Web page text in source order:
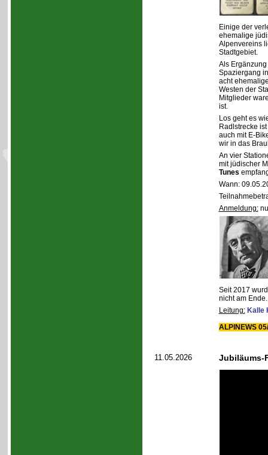
Einige der
ehemalige
Alpenvereins
Stadtgebiet.
Als
Spaziergang
acht
Westen der
Mitglieder
ist.
Los geht es
Radlstrecke
auch mit E-
wir in das
An vier
mit jüdischer
Tunes
Wann:
Anmeldung:
Seit 2017
nicht am
Leitung: Kalle
ALPINEWS
11.05.2026 Jubiläums-